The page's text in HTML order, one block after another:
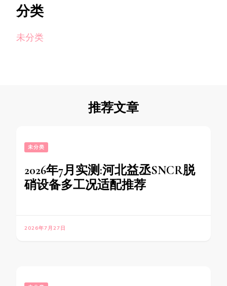
分类
未分类
推荐文章
未分类
2026年7月实测:河北益丞SNCR脱
硝设备多工况适配推荐
2026年7月27日